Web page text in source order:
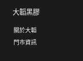
大韜黑膠
關於大韜
門市資訊